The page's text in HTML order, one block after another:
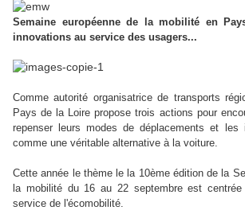
Semaine européenne de la mobilité en
innovations au service des usagers...
Comme autorité organisatrice de transports
Pays de la Loire propose trois actions pour
repenser leurs modes de déplacements et
comme une véritable alternative à la voiture.
Cette année le thème le la 10ème édition de la
la mobilité du 16 au 22 septembre est
service de l'écomobilité.